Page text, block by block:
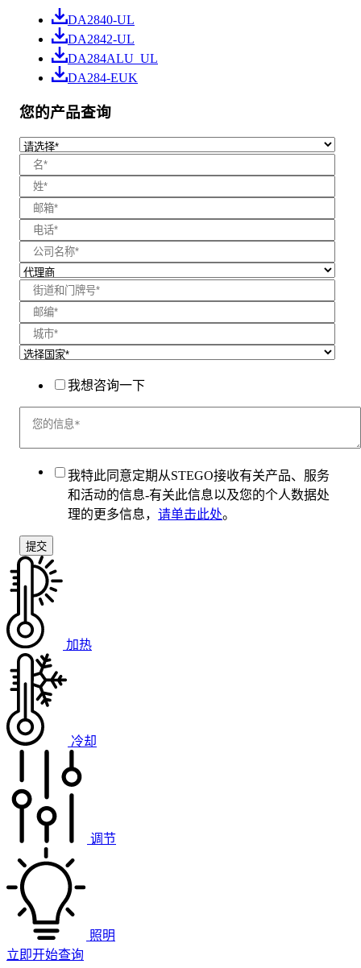
DA2840-UL
DA2842-UL
DA284ALU_UL
DA284-EUK
您的产品查询
我想咨询一下
我特此同意定期从STEGO接收有关产品、服务
和活动的信息-有关此信息以及您的个人数据处
理的更多信息， 请单击此处。
加热
冷却
调节
照明
立即开始查询